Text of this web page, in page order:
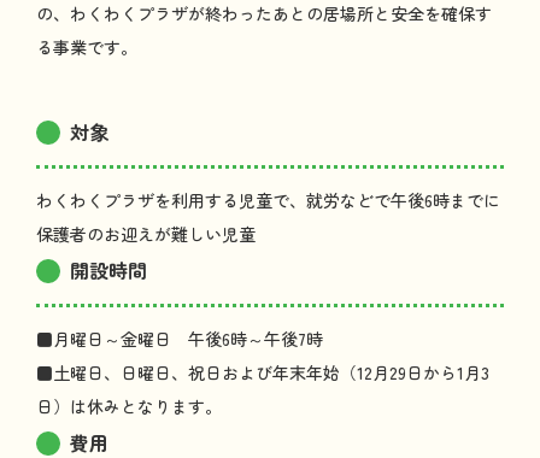
の、わくわくプラザが終わったあとの居場所と 安全を確保す
る事業です。
対象
わくわくプラザを利用する 児童で、 就労などで午後6時までに
保護者のお迎えが難 しい児童
開設時間
■月曜日 ～金曜日 午後6時～午後7時
■土曜日、 日曜日、 祝日 および年末年始 （12月29日から1 月3
日）は休みとなります。
費用